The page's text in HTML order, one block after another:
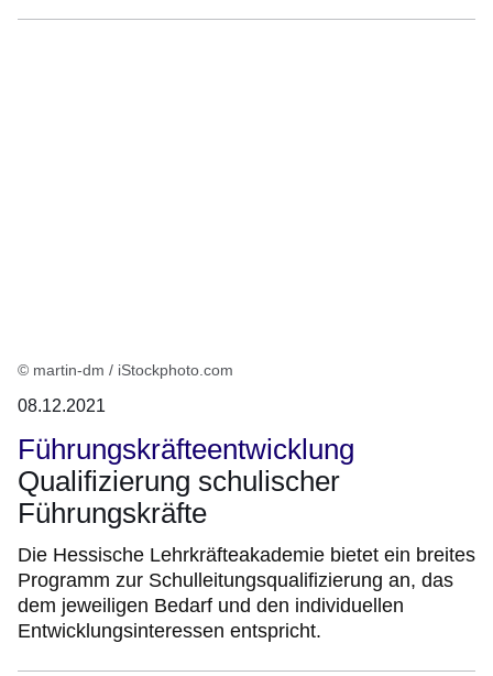
© martin-dm / iStockphoto.com
08.12.2021
Führungskräfteentwicklung
Qualifizierung schulischer
Führungskräfte
Die Hessische Lehrkräfteakademie bietet ein breites
Programm zur Schulleitungsqualifizierung an, das
dem jeweiligen Bedarf und den individuellen
Entwicklungsinteressen entspricht.